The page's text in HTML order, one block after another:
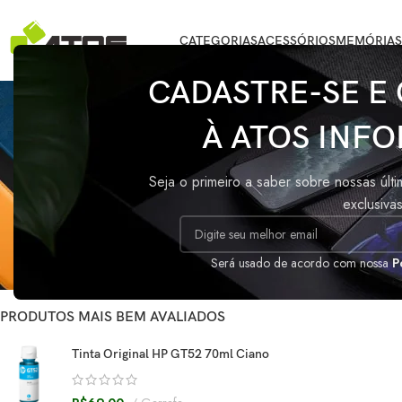
CADASTRE-SE
À ATOS
Seja o primeiro a saber sobre nossas
exclusivas
Será usado de acordo com nossa
CATEGORIASACESSÓRIOSMEMÓRIAS
STATUS DO ESTOQUE
Oferta
Em estoque
Sob encomenda
PRODUTOS MAIS BEM AVALIADOS
Tinta Original HP GT52 70ml Ciano
Início/Produtos
Nenhum produto